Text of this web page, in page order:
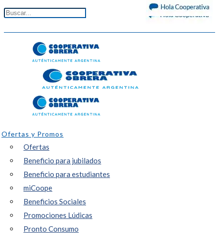
Ofertas y Promos
Ofertas
Beneficio para jubilados
Beneficio para estudiantes
miCoope
Beneficios Sociales
Promociones Lúdicas
Pronto Consumo